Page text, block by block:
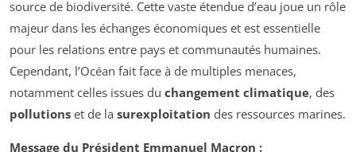
source de biodiversité. Cette vaste étendue d’eau joue un rôle
majeur dans les échanges économiques et est essentielle
pour les relations entre pays et communautés humaines.
Cependant, l’Océan fait face à de multiples menaces,
notamment celles issues du changement climatique, des
pollutions et de la surexploitation des ressources marines.
Message du Président Emmanuel Macron :